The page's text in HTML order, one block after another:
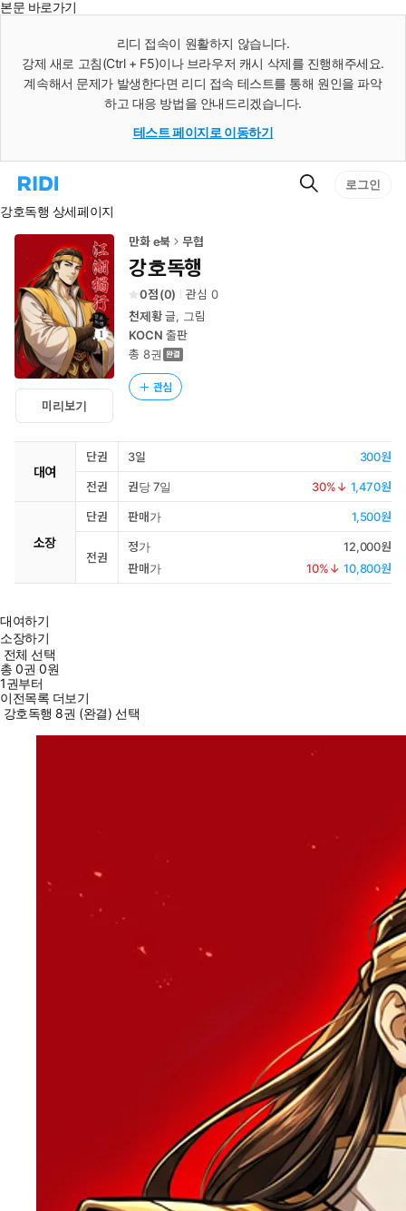
본문 바로가기
리디 접속이 원활하지 않습니다.
강제 새로 고침(Ctrl + F5)이나 브라우저 캐시 삭제를 진행해주세요.
계속해서 문제가 발생한다면 리디 접속 테스트를 통해 원인을 파악
하고 대응 방법을 안내드리겠습니다.
테스트 페이지로 이동하기
리
홈
로
검
로그인
강호독행 상세페이지
미리보기
만화 e북 무협
강호독행
0 (0) 관심 0
천제황글, 그림
KOCN 출판
총 8권
관심
대여
단권 3일 300원
전권 권당 7일 30%↓ 1,470원
소장
단권 판매가 1,500원
전권
정가
12,000원
판매가
10%↓ 10,800원
대여하기
소장하기
전체 선택
총0권 0원
1권부터
이전목록 더보기
강호독행 8권 (완결) 선택